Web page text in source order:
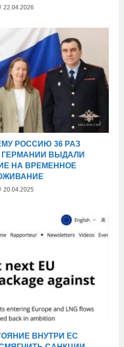
22.04.2026
РОССИЮ 36 РАЗ
ГЕРМАНИИ ВЫДАЛИ
НА ВРЕМЕННОЕ
20.04.2025
ВНУТРИ ЕС